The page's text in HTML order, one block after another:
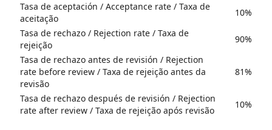
Tasa de aceptación / Acceptance rate / Taxa de
aceitação
10%
Tasa de rechazo / Rejection rate / Taxa de
rejeição
90%
Tasa de rechazo antes de revisión / Rejection
rate before review / Taxa de rejeição antes da
revisão
81%
Tasa de rechazo después de revisión / Rejection
rate after review / Taxa de rejeição após revisão
10%